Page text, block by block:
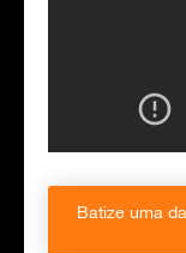
Batize uma